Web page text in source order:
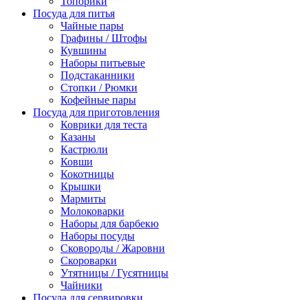
Посуда для питья
Чайные пары
Графины / Штофы
Кувшины
Наборы питьевые
Подстаканники
Стопки / Рюмки
Кофейные пары
Посуда для приготовления
Коврики для теста
Казаны
Кастрюли
Ковши
Кокотницы
Крышки
Мармиты
Молоковарки
Наборы для барбекю
Наборы посуды
Сковороды / Жаровни
Скороварки
Утятницы / Гусятницы
Чайники
Посуда для сервировки